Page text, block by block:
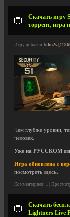
Скачать игру
торрент, игра
Игру добавил John2s
Чем глубже уровни,
человек.
Уже на РУССКОМ
Игра обновлена с
посмотреть здесь
Комментариев: 1 |
Скачать
Lightners Live